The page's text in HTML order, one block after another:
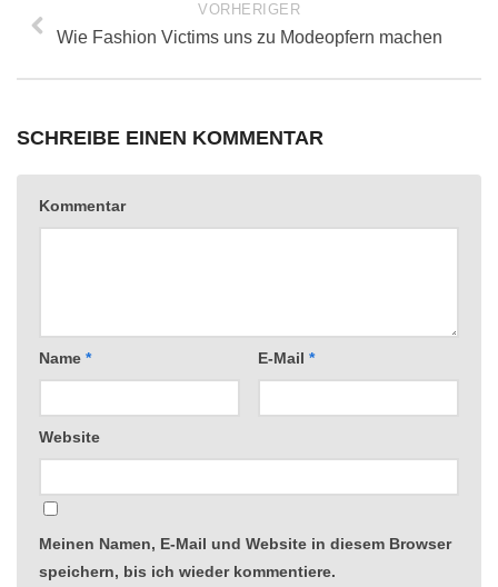
VORHERIGER
Wie Fashion Victims uns zu Modeopfern machen
SCHREIBE EINEN KOMMENTAR
Kommentar
Name * E-Mail *
Website
Meinen Namen, E-Mail und Website in diesem Browser
speichern, bis ich wieder kommentiere.